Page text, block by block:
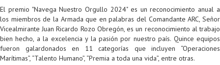
El premio "Navega Nuestro Orgullo 2024" es un reconocimiento anual a
los miembros de la Armada que en palabras del Comandante ARC, Señor
Vicealmirante Juan Ricardo Rozo Obregón, es un reconocimiento al trabajo
bien hecho, a la excelencia y la pasión por nuestro país. Quince equipos
fueron galardonados en 11 categorías que incluyen “Operaciones
Marítimas”, “Talento Humano”, “Premia a toda una vida”, entre otras.